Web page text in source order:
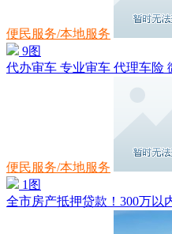
便民服务/本地服务
9图
代办审车 专业审车 代理车险
便民服务/本地服务
1图
全市房产抵押贷款！300万以